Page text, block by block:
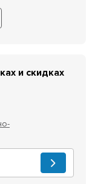
и скидках